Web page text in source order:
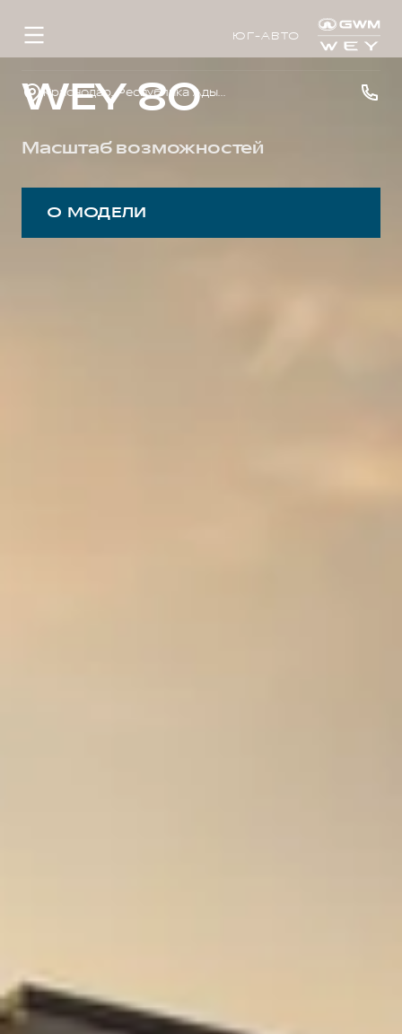
ЮГ-АВТО
Краснодар, Республика Адыгея, р-н Тахтамукайский, аул Тахтамукай, ул. Краснодарская, д. 3
WEY 80
Масштаб возможностей
О МОДЕЛИ